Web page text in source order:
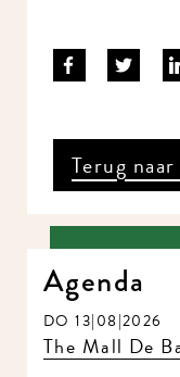
Terug
Agenda
DO 13|08|2026
The Mall De